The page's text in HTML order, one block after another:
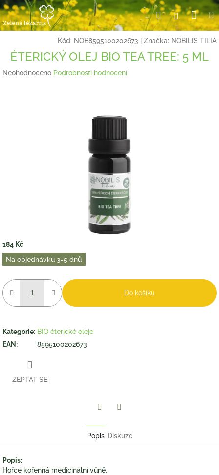
Přejít
na
obsah
HledatPřihlášení
Kód: NOB8595100202673 Značka: NOBILIS TILIA
ÉTERICKÝ OLEJ BIO TEA TREE: 5 ML
Průměrné
Neohodnoceno Podrobnosti hodnocení
184 Kč
Měrná
cena:
Na objednávku 3-5 dnů
Do košíku
Kategorie: BIO éterické oleje
EAN : 8595100202673
ZEPTAT SE
Popis Diskuze
Popis:
Hořce kořenná medicinální vůně.